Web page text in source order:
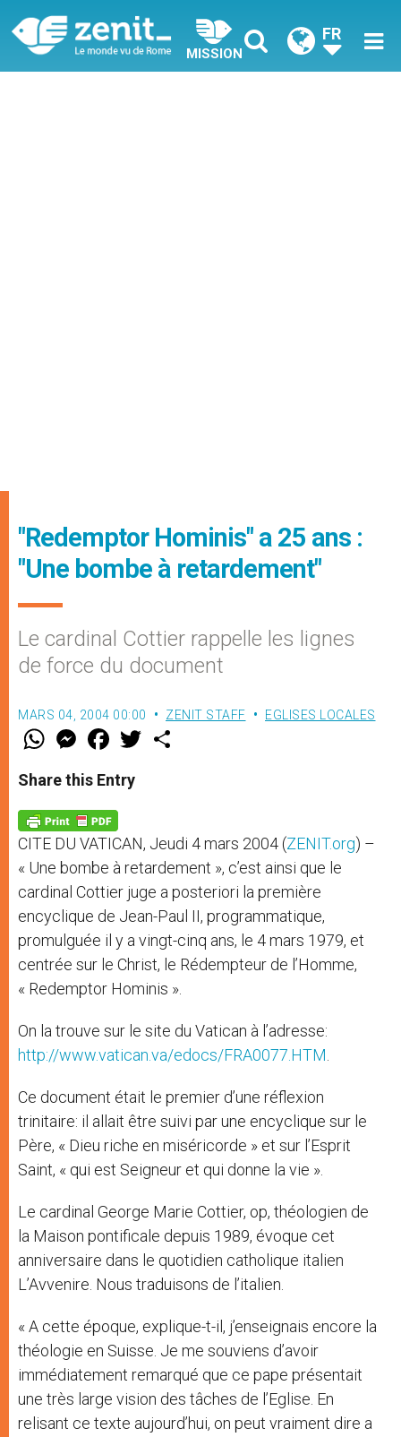
MISSION
FR
"Redemptor Hominis" a 25 ans :
"Une bombe à retardement"
Le cardinal Cottier rappelle les lignes
de force du document
MARS 04, 2004 00:00 ZENIT STAFF EGLISES LOCALES
W
t
s
p
p
M
e
s
e
g
e
r
F
a
e
b
o
k
w
Share this Entry
CITE DU VATICAN, Jeudi 4 mars 2004 (ZENIT.org) –
« Une bombe à retardement », c’est ainsi que le
cardinal Cottier juge a posteriori la première
encyclique de Jean-Paul II, programmatique,
promulguée il y a vingt-cinq ans, le 4 mars 1979, et
centrée sur le Christ, le Rédempteur de l’Homme,
« Redemptor Hominis ».
On la trouve sur le site du Vatican à l’adresse:
http://www.vatican.va/edocs/FRA0077.HTM
Ce document était le premier d’une réflexion
trinitaire: il allait être suivi par une encyclique sur le
Père, « Dieu riche en miséricorde » et sur l’Esprit
Saint, « qui est Seigneur et qui donne la vie ».
Le cardinal George Marie Cottier, op, théologien de
la Maison pontificale depuis 1989, évoque cet
anniversaire dans le quotidien catholique italien
L’Avvenire. Nous traduisons de l’italien.
« A cette époque, explique-t-il, j’enseignais encore la
théologie en Suisse. Je me souviens d’avoir
immédiatement remarqué que ce pape présentait
une très large vision des tâches de l’Eglise. En
relisant ce texte aujourd’hui, on peut vraiment dire a